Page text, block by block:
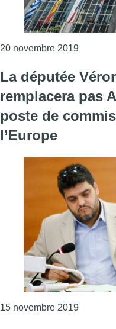
20 novembre 2019
La députée
remplacera pas
poste de
l’Europe
15 novembre 2019